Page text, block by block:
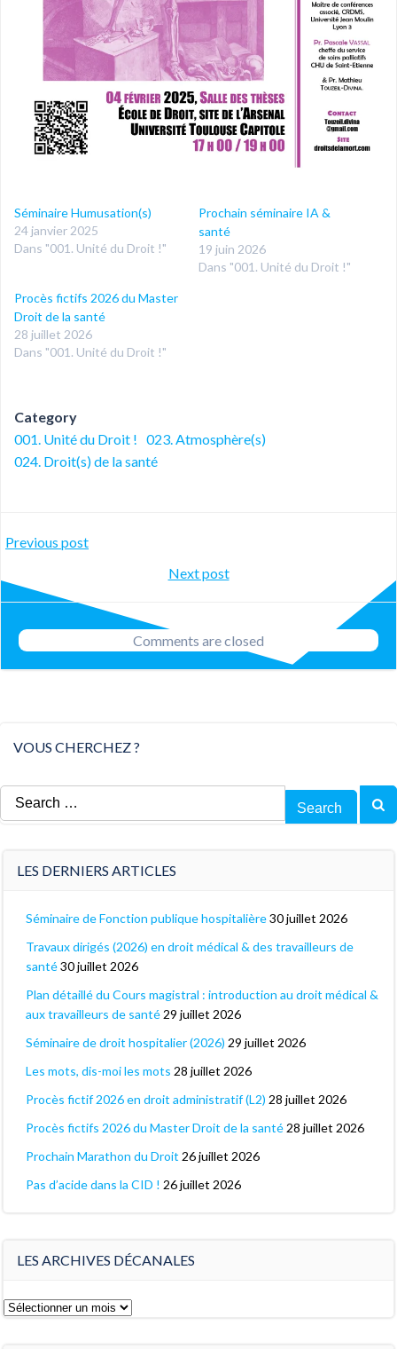
Séminaire Humusation(s)
24 janvier 2025
Dans "001. Unité du Droit !"
Prochain séminaire IA &
santé
19 juin 2026
Dans "001. Unité du Droit !"
Procès fictifs 2026 du Master
Droit de la santé
28 juillet 2026
Dans "001. Unité du Droit !"
Category
001. Unité du Droit ! 023. Atmosphère(s)
024. Droit(s) de la santé
Post
navigation
Previous post
Post
navigation
Next post
Comments are closed
VOUS CHERCHEZ ?
Search
for:
LES DERNIERS ARTICLES
Séminaire de Fonction publique hospitalière30 juillet 2026
Travaux dirigés (2026) en droit médical & des travailleurs de
santé30 juillet 2026
Plan détaillé du Cours magistral : introduction au droit médical &
aux travailleurs de santé29 juillet 2026
Séminaire de droit hospitalier (2026) 29 juillet 2026
Les mots, dis-moi les mots 28 juillet 2026
Procès fictif 2026 en droit administratif (L2) 28 juillet 2026
Procès fictifs 2026 du Master Droit de la santé28 juillet 2026
Prochain Marathon du Droit 26 juillet 2026
Pas d’acide dans la CID ! 26 juillet 2026
LES ARCHIVES DÉCANALES
Les